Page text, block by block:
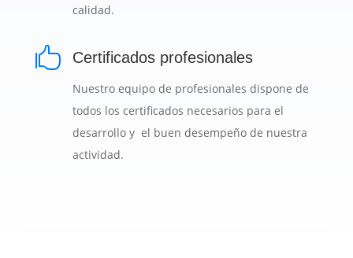
calidad.
 Certificados profesionales
Nuestro equipo de profesionales dispone de
todos los certificados necesarios para el
desarrollo y el buen desempeño de nuestra
actividad.